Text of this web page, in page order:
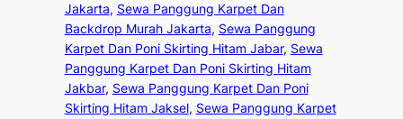
Jakarta, Sewa Panggung Karpet Dan
Backdrop Murah Jakarta, Sewa Panggung
Karpet Dan Poni Skirting Hitam Jabar, Sewa
Panggung Karpet Dan Poni Skirting Hitam
Jakbar, Sewa Panggung Karpet Dan Poni
Skirting Hitam Jaksel, Sewa Panggung Karpet